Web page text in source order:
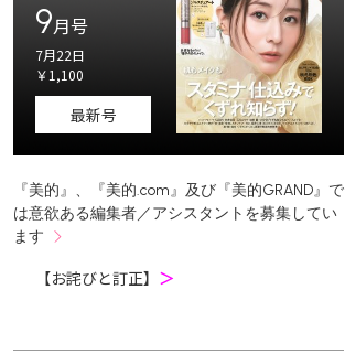
9月号
7月22日
￥1,100
最新号
『美的』、『美的.com』及び『美的GRAND』で
は意欲ある編集者／アシスタントを募集してい
ます
【お詫びと訂正】 ＞